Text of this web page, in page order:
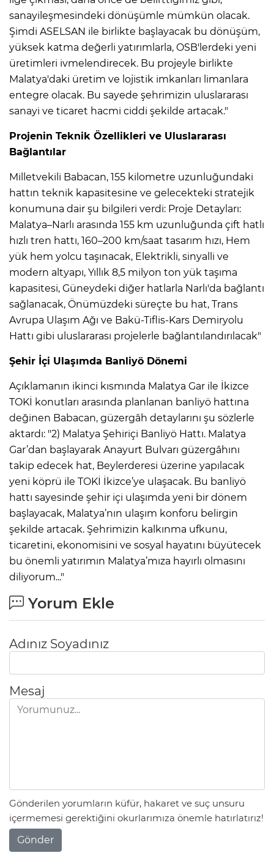
sanayileşmesindeki dönüşümle mümkün olacak.
Şimdi ASELSAN ile birlikte başlayacak bu dönüşüm,
yüksek katma değerli yatırımlarla, OSB'lerdeki yeni
üretimleri ivmelendirecek. Bu projeyle birlikte
Malatya'daki üretim ve lojistik imkanları limanlara
entegre olacak. Bu sayede şehrimizin uluslararası
sanayi ve ticaret hacmi ciddi şekilde artacak."
Projenin Teknik Özellikleri ve Uluslararası
Bağlantılar
Milletvekili Babacan, 155 kilometre uzunluğundaki
hattın teknik kapasitesine ve gelecekteki stratejik
konumuna dair şu bilgileri verdi: Proje Detayları:
Malatya–Narlı arasında 155 km uzunluğunda çift hatlı
hızlı tren hattı, 160–200 km/saat tasarım hızı, Hem
yük hem yolcu taşınacak, Elektrikli, sinyalli ve
modern altyapı, Yıllık 8,5 milyon ton yük taşıma
kapasitesi, Güneydeki diğer hatlarla Narlı'da bağlantı
sağlanacak, Önümüzdeki süreçte bu hat, Trans
Avrupa Ulaşım Ağı ve Bakü-Tiflis-Kars Demiryolu
Hattı gibi uluslararası projelerle bağlantılandırılacak"
Şehir İçi Ulaşımda Banliyö Dönemi
Açıklamanın ikinci kısmında Malatya Gar ile İkizce
TOKİ konutları arasında planlanan banliyö hattına
değinen Babacan, güzergâh detaylarını şu sözlerle
aktardı: "2) Malatya Şehiriçi Banliyö Hattı. Malatya
Gar’dan başlayarak Anayurt Bulvarı güzergâhını
takip edecek hat, Beylerderesi üzerine yapılacak
yeni köprü ile TOKİ İkizce’ye ulaşacak. Bu banliyö
hattı sayesinde şehir içi ulaşımda yeni bir dönem
başlayacak, Malatya’nın ulaşım konforu belirgin
şekilde artacak. Şehrimizin kalkınma ufkunu,
ticaretini, ekonomisini ve sosyal hayatını büyütecek
bu önemli yatırımın Malatya’mıza hayırlı olmasını
diliyorum..."
Yorum Ekle
Adınız Soyadınız
Mesaj
Gönderilen yorumların küfür, hakaret ve suç unsuru
içermemesi gerektiğini okurlarımıza önemle hatırlatırız!
Gönder